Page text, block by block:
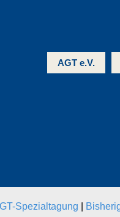
AGT e.V.
Spezialtagung